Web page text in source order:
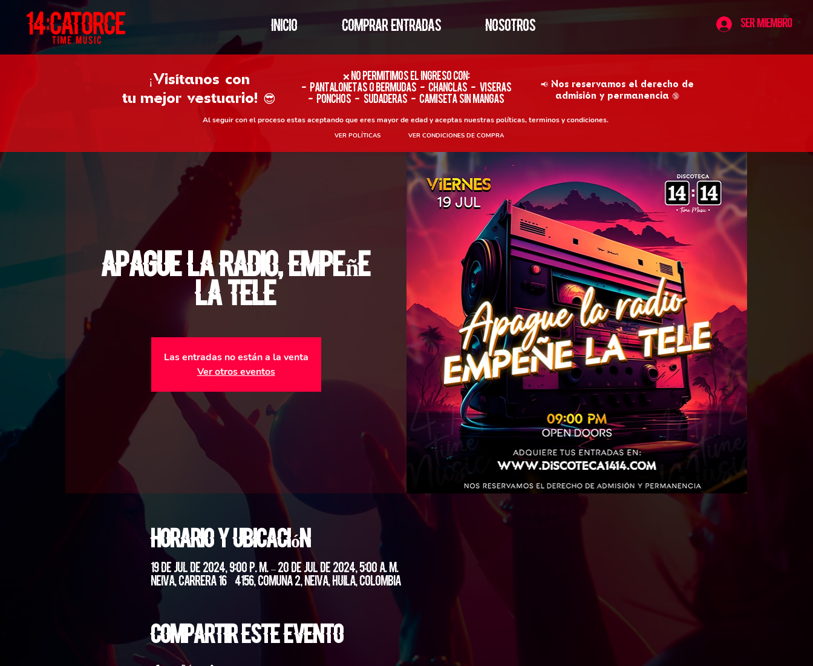
Ser Miembro
INICIO COMPRAR ENTRADAS NOSOTROS
¡Visítanos con
tu mejor vestuario! 😎
​❌ No permitimos el ingreso con:
- Pantalonetas o Bermudas - Chanclas - Viseras
- Ponchos - Sudaderas - Camiseta sin Mangas
📢 Nos reservamos el derecho de
admisión y permanencia 🔞
Al seguir con el proceso estas aceptando que eres mayor de edad y aceptas nuestras políticas, terminos y condiciones.
VER POLÍTICAS VER CONDICIONES DE COMPRA
Apague la Radio, empeñe
la tele
Las entradas no están a la venta
Ver otros eventos
Horario y ubicación
19 de jul de 2024, 9:00 p. m. – 20 de jul de 2024, 5:00 a. m.
Neiva, Carrera 16 #4156, Comuna 2, Neiva, Huila, Colombia
Compartir este evento